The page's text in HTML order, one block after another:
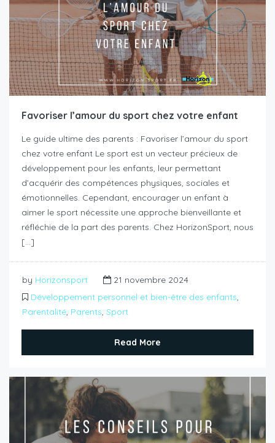
Favoriser l’amour du sport chez votre enfant
Le guide ultime des parents : Favoriser l’amour du sport
chez votre enfant Le sport est un vecteur précieux de
développement pour les enfants, leur permettant
d’acquérir des compétences physiques, sociales et
émotionnelles. Cependant, encourager un enfant à
aimer le sport nécessite une approche bienveillante et
réfléchie de la part des parents. Chez HorizonSport, nous
[…]
by Horizonsport
21 novembre 2024
Développement personnel et bien-être des enfants,
Parentalité, Parents, Sport
Read More